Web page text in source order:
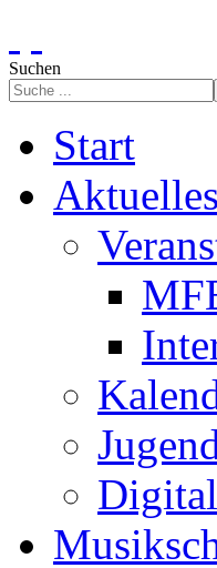
Suchen
Start
Aktuelles